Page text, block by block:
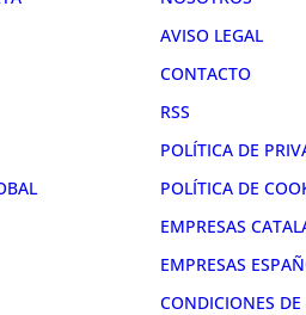
AVISO LEGAL
CONTACTO
RSS
POLÍTICA DE
POLÍTICA DE
EMPRESAS
EMPRESAS
CONDICIONES